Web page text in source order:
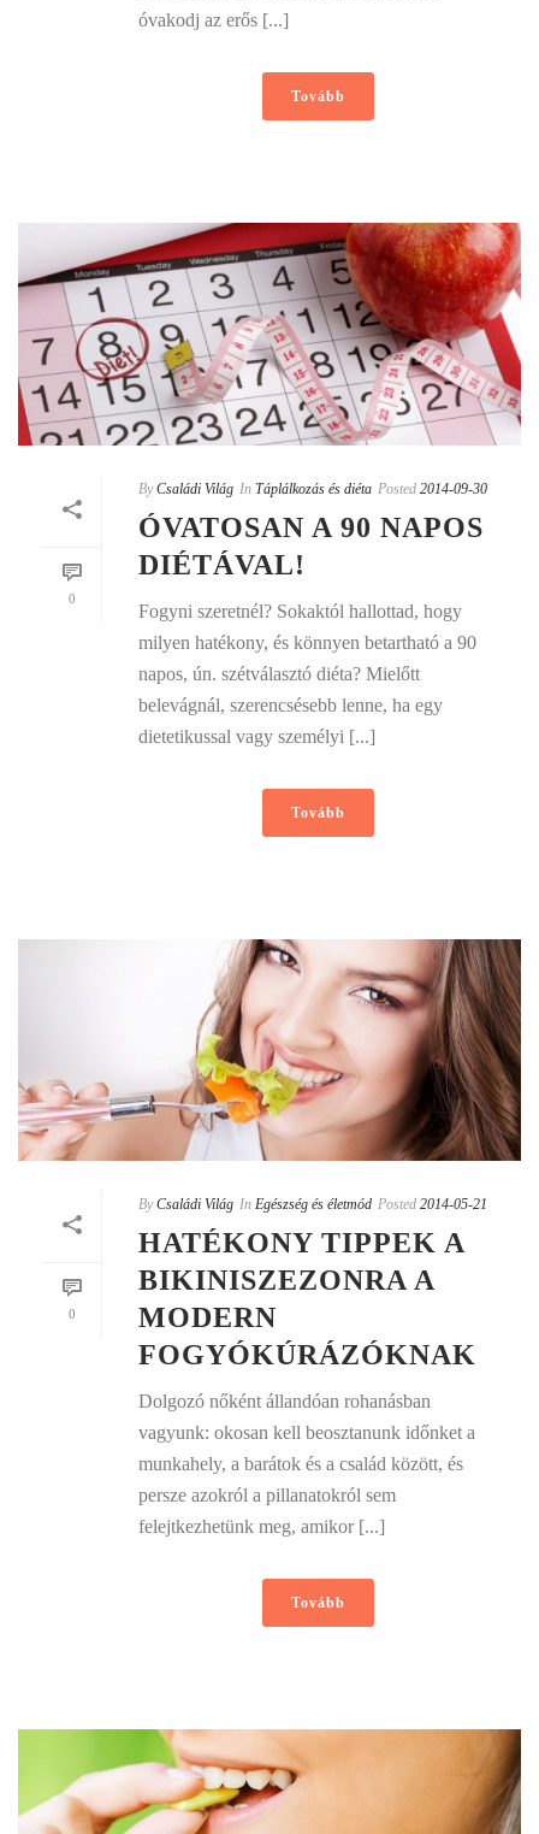
óvakodj az erős [...]
Tovább
0
By Családi Világ In Táplálkozás és diéta Posted 2014-09-30
ÓVATOSAN A 90 NAPOS
DIÉTÁVAL!
Fogyni szeretnél? Sokaktól hallottad, hogy
milyen hatékony, és könnyen betartható a 90
napos, ún. szétválasztó diéta? Mielőtt
belevágnál, szerencsésebb lenne, ha egy
dietetikussal vagy személyi [...]
Tovább
0
By Családi Világ In Egészség és életmód Posted 2014-05-21
HATÉKONY TIPPEK A
BIKINISZEZONRA A
MODERN
FOGYÓKÚRÁZÓKNAK
Dolgozó nőként állandóan rohanásban
vagyunk: okosan kell beosztanunk időnket a
munkahely, a barátok és a család között, és
persze azokról a pillanatokról sem
felejtkezhetünk meg, amikor [...]
Tovább